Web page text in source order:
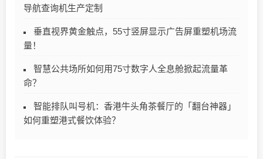
导航查询机生产定制
垂直视界黄金触点，55寸竖屏显示广告屏重塑机场流
量！
智慧公共场所如何用75寸数字人全息舱掀起流量革
命？
智能排队叫号机：香港牛头角茶餐厅的「翻台神器」
如何重塑港式餐饮体验？